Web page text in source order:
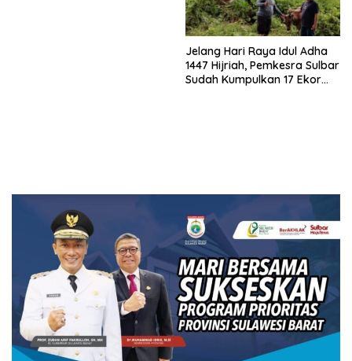
Jelang Hari Raya Idul Adha
1447 Hijriah, Pemkesra Sulbar
Sudah Kumpulkan 17 Ekor